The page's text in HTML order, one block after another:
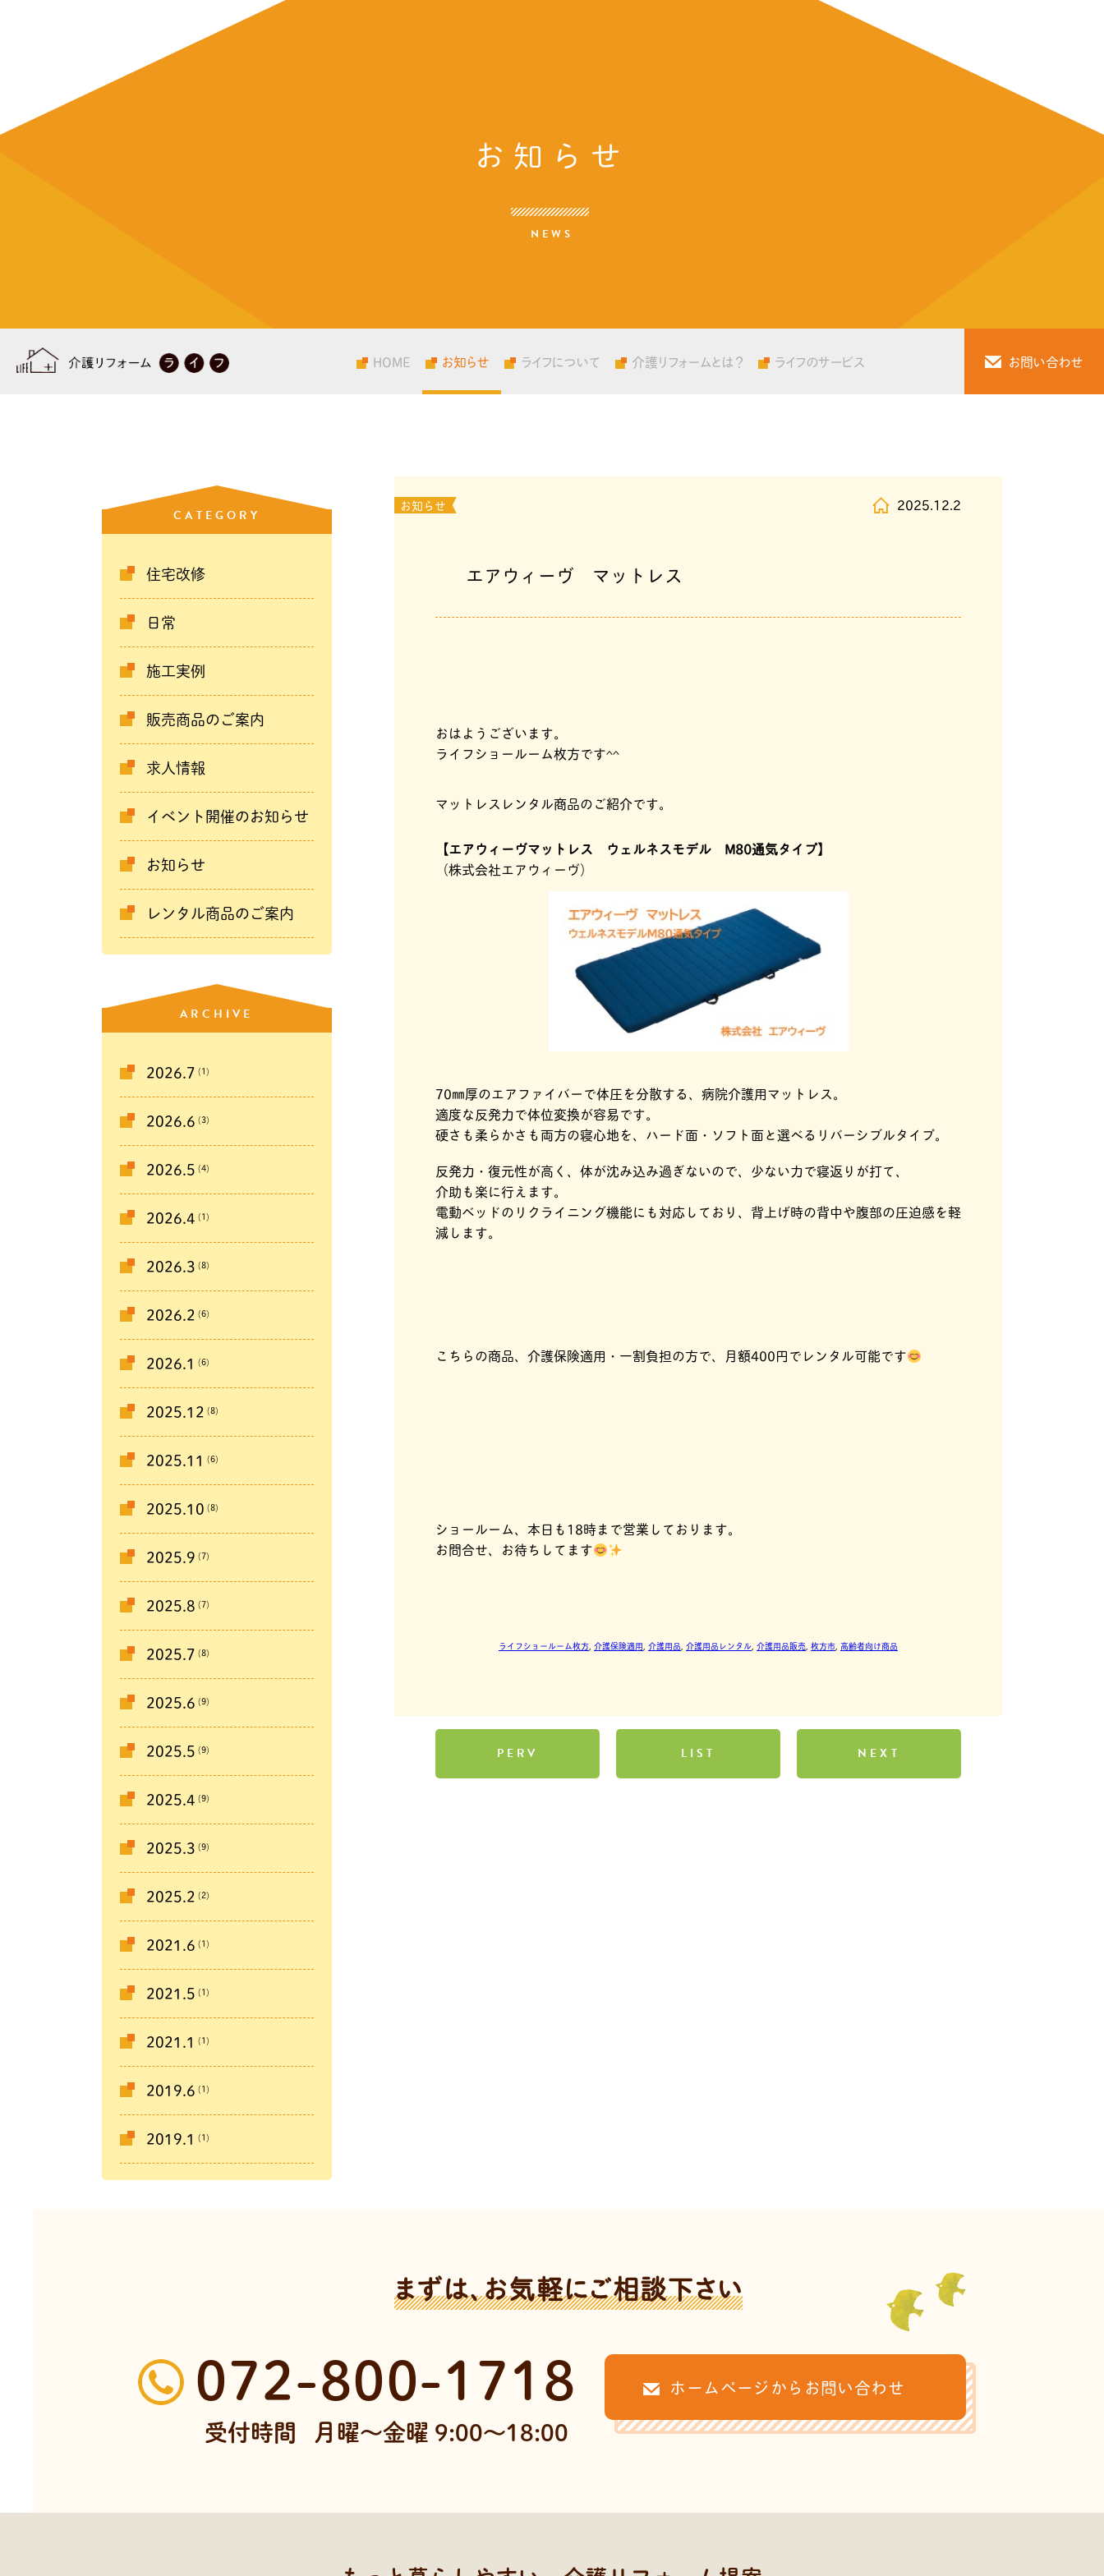
HOME お知らせ ライフについて 介護リフォームとは？ ライフのサービス お問い合わせ
お知らせ
NEWS
CATEGORY
住宅改修
日常
施工実例
販売商品のご案内
求人情報
イベント開催のお知らせ
お知らせ
レンタル商品のご案内
ARCHIVE
2026.7 (1)
2026.6 (3)
2026.5 (4)
2026.4 (1)
2026.3 (8)
2026.2 (6)
2026.1 (6)
2025.12 (8)
2025.11 (6)
2025.10 (8)
2025.9 (7)
2025.8 (7)
2025.7 (8)
2025.6 (9)
2025.5 (9)
2025.4 (9)
2025.3 (9)
2025.2 (2)
2021.6 (1)
2021.5 (1)
2021.1 (1)
2019.6 (1)
2019.1 (1)
お知らせ 2025.12.2
エアウィーヴ マットレス
おはようございます。
ライフショールーム枚方です^^
マットレスレンタル商品のご紹介です。
【エアウィーヴマットレス ウェルネスモデル M80通気タイプ】
（株式会社エアウィーヴ）
70㎜厚のエアファイバーで体圧を分散する、病院介護用マットレス。
適度な反発力で体位変換が容易です。
硬さも柔らかさも両方の寝心地を、ハード面・ソフト面と選べるリバーシブルタイプ。
反発力・復元性が高く、体が沈み込み過ぎないので、少ない力で寝返りが打て、
介助も楽に行えます。
電動ベッドのリクライニング機能にも対応しており、背上げ時の背中や腹部の圧迫感を軽
減します。
こちらの商品、介護保険適用・一割負担の方で、月額400円でレンタル可能です
ショールーム、本日も18時まで営業しております。
お問合せ、お待ちしてます
ライフショールーム枚方, 介護保険適用, 介護用品, 介護用品レンタル, 介護用品販売, 枚方市, 高齢者向け商品
PERV LIST NEXT
まずは、お気軽にご相談下さい
072-800-1718
受付時間 月曜～金曜 9:00～18:00
ホームページからお問い合わせ